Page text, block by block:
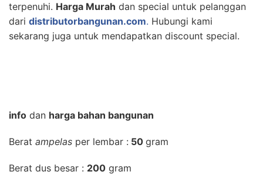
terpenuhi. Harga Murah dan special untuk pelanggan
dari distributorbangunan.com. Hubungi kami
sekarang juga untuk mendapatkan discount special.
info dan harga bahan bangunan
Berat ampelas per lembar : 50 gram
Berat dus besar : 200 gram